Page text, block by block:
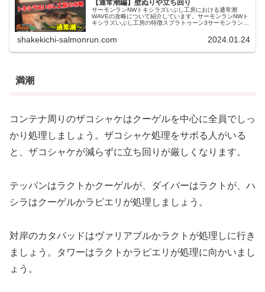
【通常潮編】壁ぬりや立ち回り
サーモンランNWトキシラズいぶし工房における通常潮
WAVEの攻略について紹介しています。サーモンランNWト
キシラズいぶし工房の特徴スプラトゥーン3サーモンラン
shakekichi-salmonrun.com 2024.01.24
満潮
コンテナ周りのザコシャケはクーゲルを中心に全員でしっ
かり処理しましょう。ザコシャケ処理をサボる人がいる
と、ザコシャケが減らずに立ち回りが厳しくなります。
テッパンはラクトかクーゲルが、ダイバーはラクトが、ハ
シラはクーゲルかラピエリが処理しましょう。
対岸のカタパッドはヴァリアブルかラクトが処理しに行き
ましょう。タワーはラクトかラピエリが処理に向かいまし
ょう。